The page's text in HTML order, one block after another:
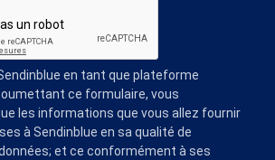
en tant que plateforme
ce formulaire, vous
les informations que vous allez fournir
à Sendinblue en sa qualité de
et ce conformément à ses